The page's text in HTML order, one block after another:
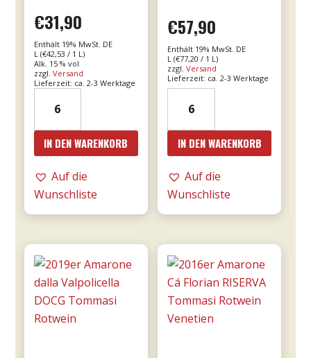
€31,90
Enthält 19% MwSt. DE
L (€42,53 / 1 L)
Alk. 15 % vol
zzgl. Versand
Lieferzeit: ca. 2-3 Werktage
Bricco
Bonfante
DOCG
riserva
0,75l
IN DEN WARENKORB
Auf die
Wunschliste
€57,90
Enthält 19% MwSt. DE
L (€77,20 / 1 L)
zzgl.Versand
Lieferzeit: ca. 2-3 Werktage
Mille
e
una
notte
DOC
Donnafugata
Menge
IN DEN WARENKORB
Auf die
Wunschliste